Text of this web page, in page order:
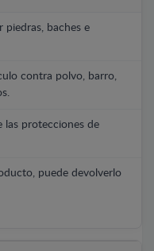
piedras, baches e
contra polvo, barro,
las protecciones de
puede devolverlo